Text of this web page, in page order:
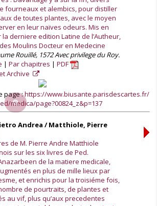
fourneaux et alembics, pour distiller
de toutes plantes, avec le moyen
en leur naïves odeurs. Mis en
la derniere edition Latine de l’Autheur,
Moulins Docteur en Medecine
Rouillé, 1572 Avec privilege du Roy.
Par chapitres
PDF
Archive
page :https://www.biusante.parisdescartes.fr/
medica/page?00824_z&p=137
Andrea / Matthiole, Pierre
de M. Pierre Andre Matthiole
sur les six livres de Ped.
de la matiere medicale,
en plus de mille lieux par
et enrichis pour la troisiéme fois,
de pourtraits, de plantes et
au vif, plus qu’aux precedentes